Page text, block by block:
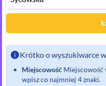
Krótko o wyszukiwarce
Miejscowość Miejscowość
wpisz co najmniej 4 znaki.